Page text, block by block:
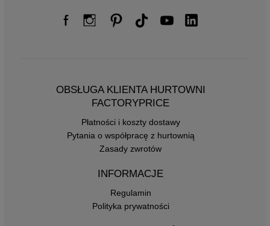
OBSŁUGA KLIENTA HURTOWNI
FACTORYPRICE
Płatności i koszty dostawy
Pytania o współpracę z hurtownią
Zasady zwrotów
INFORMACJE
Regulamin
Polityka prywatności